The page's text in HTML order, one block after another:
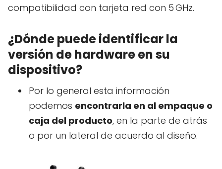
compatibilidad con tarjeta red con 5 GHz.
¿Dónde puede identificar la
versión de hardware en su
dispositivo?
Por lo general esta información
podemos encontrarla en al empaque o
caja del producto, en la parte de atrás
o por un lateral de acuerdo al diseño.